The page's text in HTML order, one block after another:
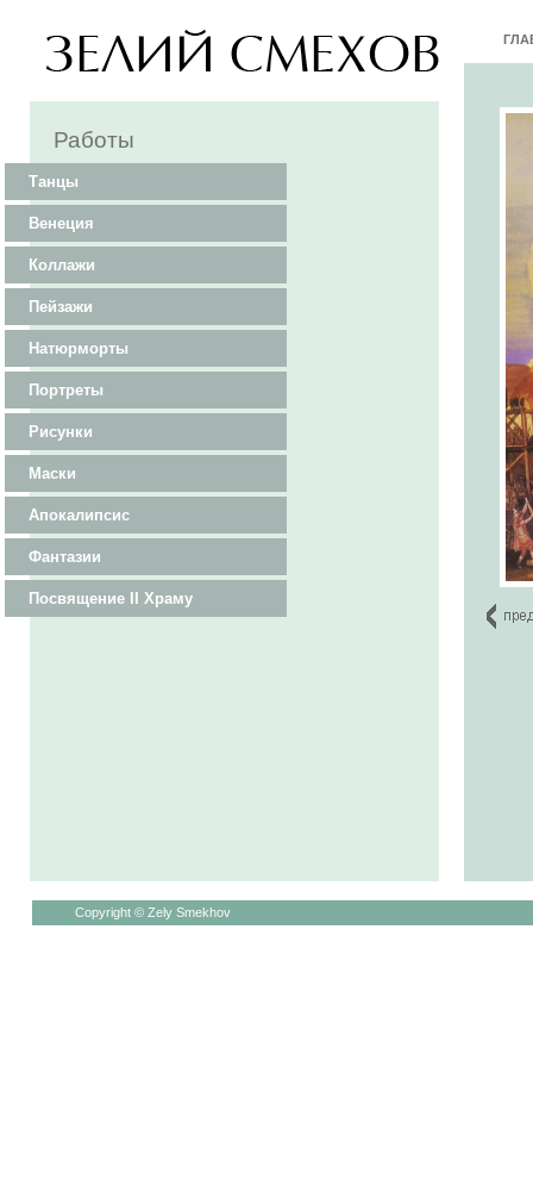
Работы
Танцы
Венеция
Коллажи
Пейзажи
Натюрморты
Портреты
Рисунки
Маски
Апокалипсис
Фантазии
Посвящение II Храму
Copyright © Zely Smekhov